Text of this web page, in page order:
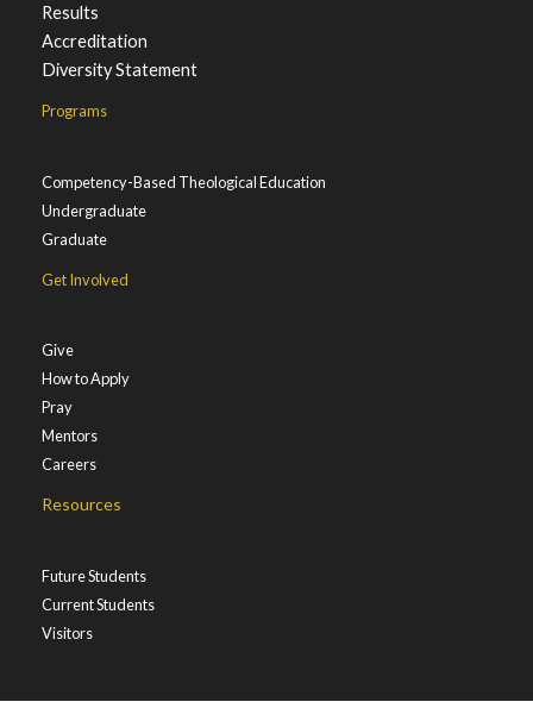
Results
Accreditation
Diversity Statement
Programs
Competency-Based Theological Education
Undergraduate
Graduate
Get Involved
Give
How to Apply
Pray
Mentors
Careers
Resources
Future Students
Current Students
Visitors